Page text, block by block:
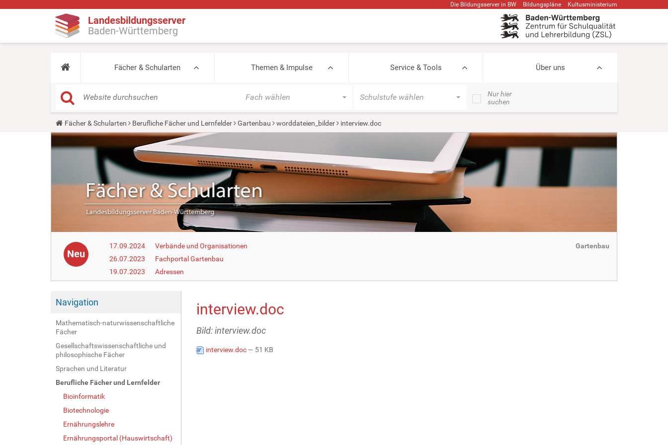
Die Bildungsserver in BW Bildungspläne Kultusministerium
Landesbildungsserver
Baden-Württemberg
Fächer & Schularten Themen & Impulse Service & Tools Über uns
Fach wählen Schulstufe wählen
Nur hier
suchen
Y
o
u
a
r
Fächer & Schularten Berufliche Fächer und Lernfelder Gartenbau worddateien_bilder interview.doc
Neu
17.09.2024
Verbände und Organisationen
26.07.2023
Fachportal Gartenbau
19.07.2023
Adressen
Gartenbau
Navigation
Mathematisch-naturwissenschaftliche
Fächer
Gesellschaftswissenschaftliche und
philosophische Fächer
Sprachen und Literatur
Berufliche Fächer und Lernfelder
Bioinformatik
Biotechnologie
Ernährungslehre
Ernährungsportal (Hauswirtschaft)
interview.doc
Bild: interview.doc
interview.doc— 51 KB